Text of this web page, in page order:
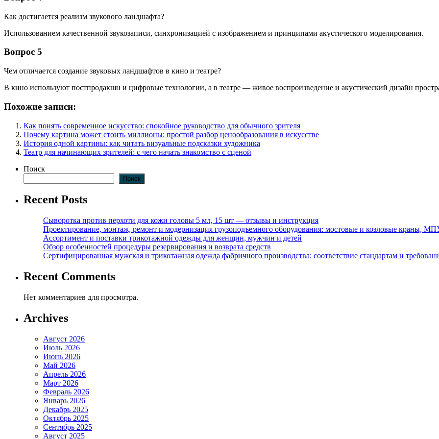
Как достигается реализм звукового ландшафта?
Использованием качественной звукозаписи, синхронизацией с изображением и принципами акустического моделирования.
Вопрос 5
Чем отличается создание звуковых ландшафтов в кино и театре?
В кино используют постпродакшн и цифровые технологии, а в театре — живое воспроизведение и акустический дизайн
Похожие записи:
Как понять современное искусство: спокойное руководство для обычного зрителя
Почему картина может стоить миллионы: простой разбор ценообразования в искусстве
История одной картины: как читать визуальные подсказки художника
Театр для начинающих зрителей: с чего начать знакомство с сценой
Поиск
Поиск
Recent Posts
Сыворотка против перхоти для кожи головы 5 мл, 15 шт — отзывы и инструкция
Проектирование, монтаж, ремонт и модернизация грузоподъемного оборудования: мостовые и козловые краны,
Ассортимент и поставки трикотажной одежды для женщин, мужчин и детей
Обзор особенностей процедуры резервирования и возврата средств
Сертифицированная мужская и трикотажная одежда фабричного производства: соответствие стандартам и
Recent Comments
Нет комментариев для просмотра.
Archives
Август 2026
Июль 2026
Июнь 2026
Май 2026
Апрель 2026
Март 2026
Февраль 2026
Январь 2026
Декабрь 2025
Октябрь 2025
Сентябрь 2025
Август 2025